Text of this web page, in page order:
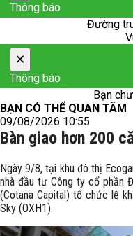
Thông báo
Đường
×
Thông báo
Bạn
BẠN CÓ THỂ QUAN TÂM
09/08/2026 10:55
Bàn giao hơn 200
Ngày 9/8, tại khu đô thị
nhà đầu tư Công ty cổ phần
(Cotana Capital) tổ chức lễ
Sky (OXH1).